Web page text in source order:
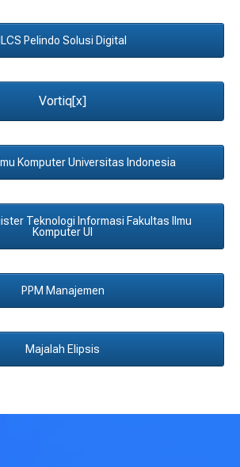
ILCS Pelindo Solusi Digital
Vortiq[x]
Komputer Universitas Indonesia
Teknologi Informasi Fakultas Ilmu
Komputer UI
PPM Manajemen
Majalah Elipsis